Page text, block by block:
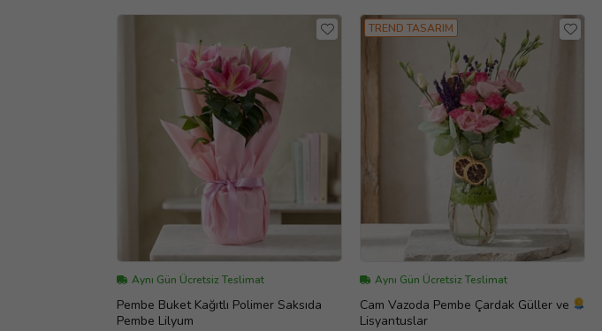
Aynı Gün Ücretsiz Teslimat
Pembe Buket Kağıtlı Polimer Saksıda
Pembe Lilyum
TREND TASARIM
Aynı Gün Ücretsiz Teslimat
Cam Vazoda Pembe Çardak Güller ve
Lisyantuslar